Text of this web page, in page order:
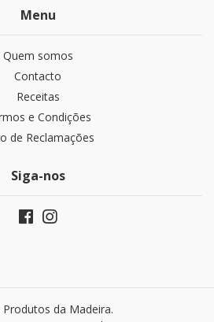
Menu
Quem somos
Contacto
Receitas
e Condições
de Reclamações
Siga-nos
da Madeira.